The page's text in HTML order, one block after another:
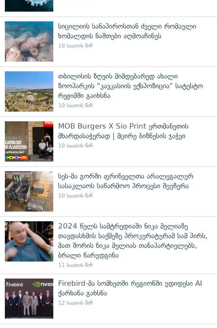
სიცილიის სანაპიროსთან ძველი რომაული
ხომალდის ნაშთები აღმოაჩინეს
10 საათის წინ
თბილისის ზღვის მიმდებარედ ახალი
ზოოპარკის "კავკასიის ექსპოზიცია" სატესტო
რეჟიმში გაიხსნა
10 საათის წინ
MOB Burgers X Sio Print ერთმანეთის
მხარდასაჭერად | მცირე ბიზნესის ჯაჭვი
10 საათის წინ
სეს-მა გორში ფრინველთა არალეგალურ
სასაკლაოს საწარმოო პროცესი შეუჩერა
10 საათის წინ
2024 წელს სამტრედიაში ნიკა მელიაზე
თავდასხმის საქმეზე პროკურატურამ სამ პირს,
მათ შორის ნიკა მელიას თანაპარტიელებს,
ბრალი წარუდგინა
11 საათის წინ
Firebird-მა სომხეთში რეგიონში უდიდესი AI
ქარხანა გახსნა
12 საათის წინ